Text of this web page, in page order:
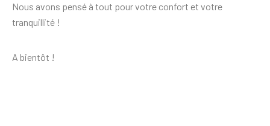
Nous avons pensé à tout pour votre confort et votre
tranquillité !
A bientôt !